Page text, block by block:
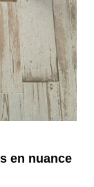
en nuance